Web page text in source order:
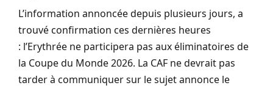
L’information annoncée depuis plusieurs jours, a
trouvé confirmation ces dernières heures
: l’Erythrée ne participera pas aux éliminatoires de
la Coupe du Monde 2026. La CAF ne devrait pas
tarder à communiquersur le sujet annonce le